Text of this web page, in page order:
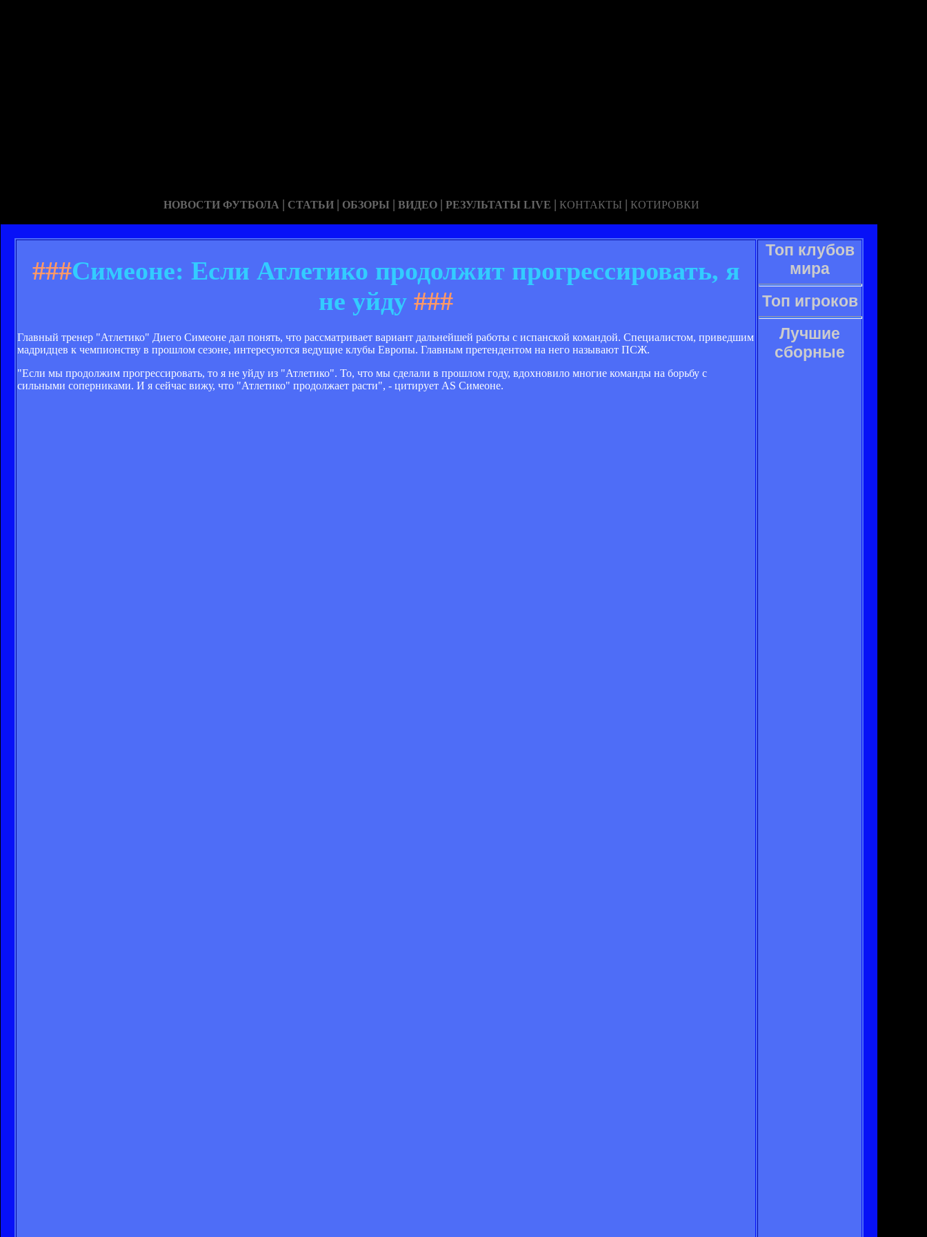
НОВОСТИ ФУТБОЛА | СТАТЬИ | ОБЗОРЫ | ВИДЕО | РЕЗУЛЬТАТЫ LIVE | КОНТАКТЫ | КОТИРОВКИ
###Симеоне: Если Атлетико продолжит прогрессировать, я
не уйду ###
Главный тренер "Атлетико" Диего Симеоне дал понять, что рассматривает вариант дальнейшей работы с испанской командой. Специалистом, приведшим
мадридцев к чемпионству в прошлом сезоне, интересуются ведущие клубы Европы. Главным претендентом на него называют ПСЖ.
"Если мы продолжим прогрессировать, то я не уйду из "Атлетико". То, что мы сделали в прошлом году, вдохновило многие команды на борьбу с
сильными соперниками. И я сейчас вижу, что "Атлетико" продолжает расти", - цитирует AS Симеоне.
Топ клубов
мира
Топ игроков
Лучшие
сборные